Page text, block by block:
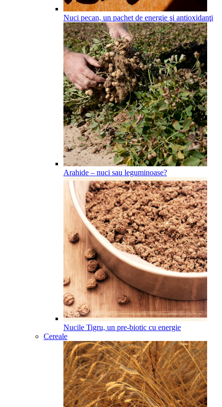
Nuci pecan, un pachet de energie şi antioxidanţi
Arahide – nuci sau leguminoase?
Nucile Tigru, un pre-biotic cu energie
Cereale